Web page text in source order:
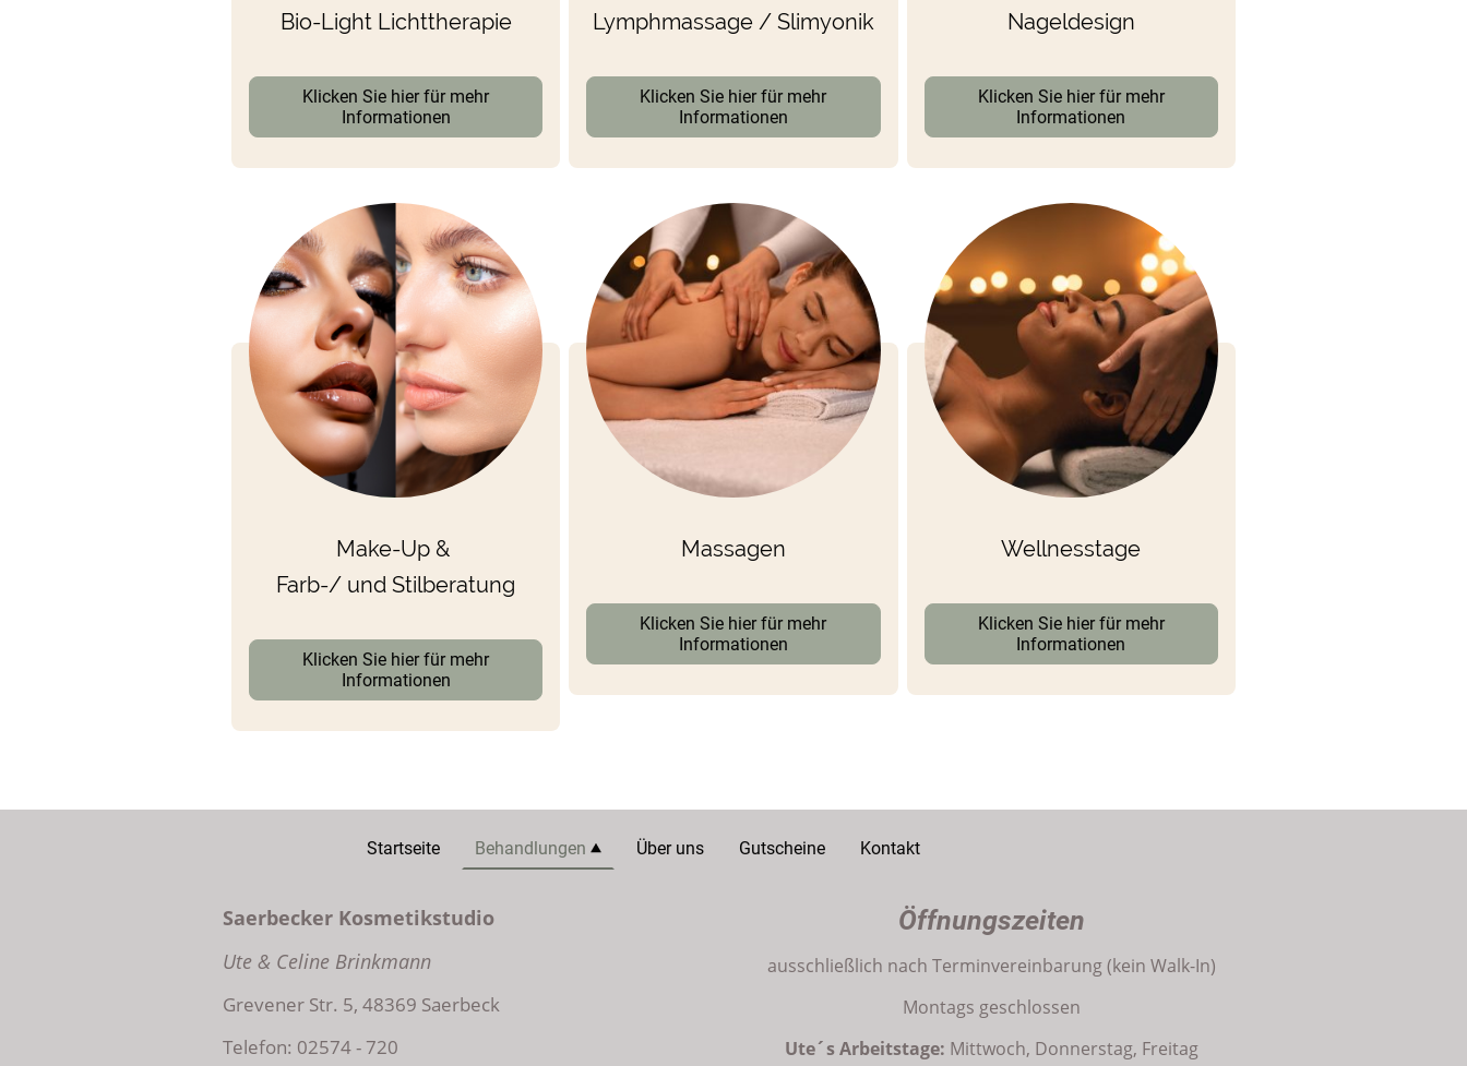
Bio-Light Lichttherapie
Klicken Sie hier für mehr
Informationen
Lymphmassage / Slimyonik
Klicken Sie hier für mehr
Informationen
Nageldesign
Klicken Sie hier für mehr
Informationen
Make-Up &
Farb-/ und Stilberatung
Klicken Sie hier für mehr
Informationen
Massagen
Klicken Sie hier für mehr
Informationen
Wellnesstage
Klicken Sie hier für mehr
Informationen
Startseite Behandlungen Über uns Gutscheine Kontakt
Saerbecker Kosmetikstudio
Ute & Celine Brinkmann
Grevener Str. 5, 48369 Saerbeck
Telefon: 02574 - 720
Öffnungszeiten
ausschließlich nach Terminvereinbarung (kein Walk-In)
Montags geschlossen
Ute´s Arbeitstage: Mittwoch, Donnerstag, Freitag